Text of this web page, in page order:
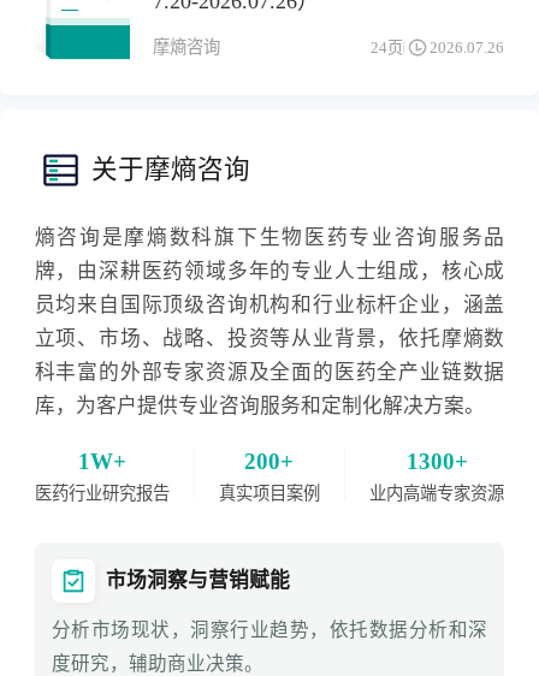
（2026.07.20-
2026.07.26）
摩熵咨询 24页 2026.07.26
关于摩熵咨询
熵咨询是摩熵数科旗下生物医药专业咨询服务品
牌，由深耕医药领域多年的专业人士组成，核心成
员均来自国际顶级咨询机构和行业标杆企业，涵盖
立项、市场、战略、投资等从业背景，依托摩熵数
科丰富的外部专家资源及全面的医药全产业链数据
库，为客户提供专业咨询服务和定制化解决方案。
1W+
医药行业研究报告
200+
真实项目案例
1300+
业内高端专家资源
市场洞察与营销赋能
分析市场现状，洞察行业趋势，依托数据分析和深
度研究，辅助商业决策。